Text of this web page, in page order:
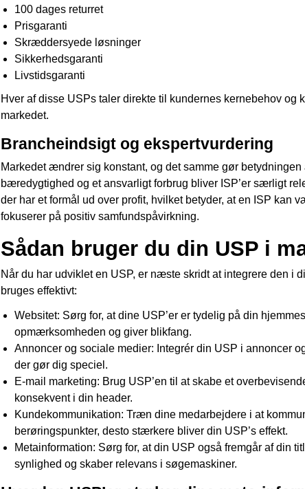
100 dages returret
Prisgaranti
Skræddersyede løsninger
Sikkerhedsgaranti
Livstidsgaranti
Hver af disse USPs taler direkte til kundernes kernebehov
markedet.
Brancheindsigt og ekspertvurdering
Markedet ændrer sig konstant, og det samme gør
bæredygtighed og et ansvarligt forbrug bliver ISP’er særligt
der har et formål ud over profit, hvilket betyder, at en ISP kan
fokuserer på positiv samfundspåvirkning.
Sådan bruger du din USP i
Når du har udviklet en USP, er næste skridt at integrere den i
bruges effektivt:
Websitet: Sørg for, at dine USP’er er tydelig på din
opmærksomheden og giver blikfang.
Annoncer og sociale medier: Integrér din USP i annoncer
der gør dig speciel.
E-mail marketing: Brug USP’en til at skabe et
konsekvent i din header.
Kundekommunikation: Træn dine medarbejdere i at
berøringspunkter, desto stærkere bliver din USP’s effekt.
Metainformation: Sørg for, at din USP også fremgår af din
synlighed og skaber relevans i søgemaskiner.